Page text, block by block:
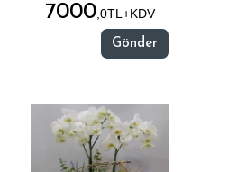
7000,0TL+KDV
Gönder